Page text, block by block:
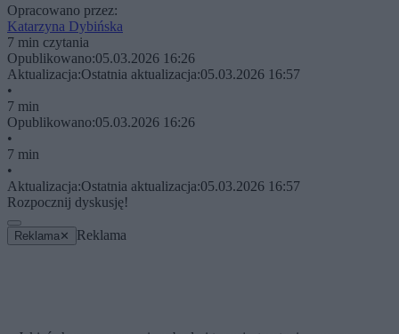
Opracowano przez:
Katarzyna Dybińska
7 min czytania
Opublikowano:05.03.2026 16:26
Aktualizacja:Ostatnia aktualizacja:05.03.2026 16:57
•
7 min
Opublikowano:05.03.2026 16:26
•
7 min
•
Aktualizacja:Ostatnia aktualizacja:05.03.2026 16:57
Rozpocznij dyskusję!
Reklama ✕ Reklama